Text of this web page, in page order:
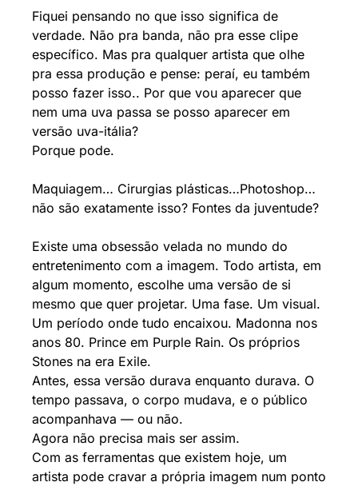
Fiquei pensando no que isso significa de
verdade. Não pra banda, não pra esse clipe
específico. Mas pra qualquer artista que olhe
pra essa produção e pense: peraí, eu também
posso fazer isso.. Por que vou aparecer que
nem uma uva passa se posso aparecer em
versão uva-itália?
Porque pode.
Maquiagem… Cirurgias plásticas…Photoshop…
não são exatamente isso? Fontes da juventude?
Existe uma obsessão velada no mundo do
entretenimento com a imagem. Todo artista, em
algum momento, escolhe uma versão de si
mesmo que quer projetar. Uma fase. Um visual.
Um período onde tudo encaixou. Madonna nos
anos 80. Prince em Purple Rain. Os próprios
Stones na era Exile.
Antes, essa versão durava enquanto durava. O
tempo passava, o corpo mudava, e o público
acompanhava — ou não.
Agora não precisa mais ser assim.
Com as ferramentas que existem hoje, um
artista pode cravar a própria imagem num ponto